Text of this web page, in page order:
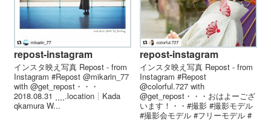
repost-instagram
インスタ映え写真 Repost - from
Instagram #Repost @mikarin_77
with @get_repost・・・
2018.08.31 ‪⸒⸒⸒⸒‬‪.location┊︎Kada
qkamura W...
repost-instagram
インスタ映え写真 Repost - from
Instagram #Repost
@colorful.727 with
@get_repost・・・おはよーござ
います！・・#撮影 #撮影モデル
#撮影会モデル #フリーモデル #